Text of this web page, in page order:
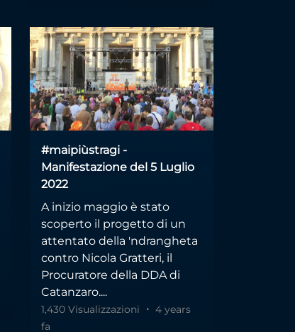
#maipiùstragi -
Manifestazione del 5 Luglio
2022
A inizio maggio è stato
scoperto il progetto di un
attentato della 'ndrangheta
contro Nicola Gratteri, il
Procuratore della DDA di
Catanzaro....
1,430 Visualizzazioni
4 years
fa